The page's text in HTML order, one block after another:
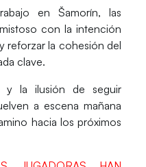
en Šamorín, las
con la intención
reforzar la cohesión del
clave.
y la ilusión de seguir
a escena mañana
hacia los próximos